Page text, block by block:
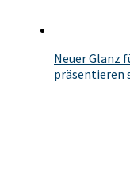
Neuer Glanz
präsentieren